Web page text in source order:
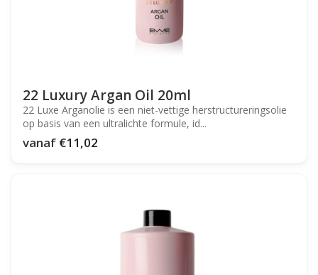
22 Luxury Argan Oil 20ml
22 Luxe Arganolie is een niet-vettige herstructureringsolie
op basis van een ultralichte formule, id...
vanaf €11,02